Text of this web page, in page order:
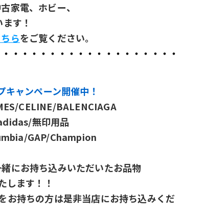
家電、﻿ホビー、
す！
らをご覧ください。
・・・・・・・・・・・・・・・・・・
ャンペーン開催中！
CELINE/BALENCIAGA
無印用品
GAP/Champion
にお持ち込みいただいたお品物
します！！
お持ちの方は是非当店にお持ち込みくだ